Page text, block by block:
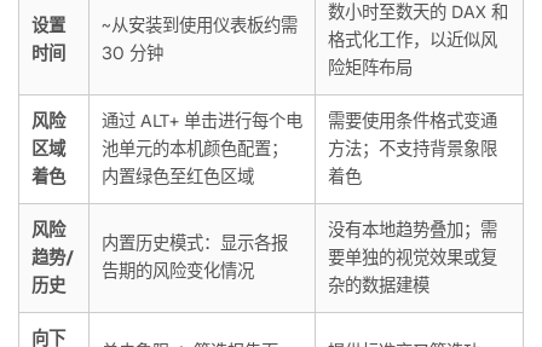
设置
时间
~从安装到使用仪表板约需
30 分钟
数小时至数天的 DAX 和
格式化工作，以近似风
险矩阵布局
风险
区域
着色
通过 ALT+ 单击进行每个电
池单元的本机颜色配置；
内置绿色至红色区域
需要使用条件格式变通
方法；不支持背景象限
着色
风险
趋势/
历史
内置历史模式：显示各报
告期的风险变化情况
没有本地趋势叠加；需
要单独的视觉效果或复
杂的数据建模
向下